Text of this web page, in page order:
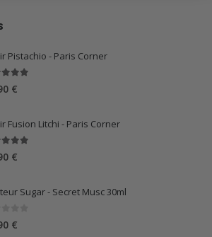
Pistachio - Paris Corner
€
Fusion Litchi - Paris Corner
€
Sugar - Secret Musc 30ml
€